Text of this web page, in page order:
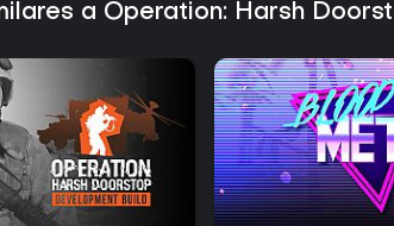
a Operation: Harsh